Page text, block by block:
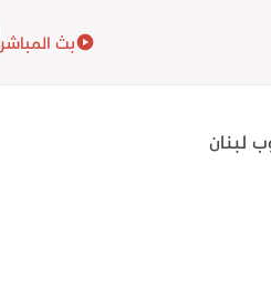
بث المباشر
لبنان